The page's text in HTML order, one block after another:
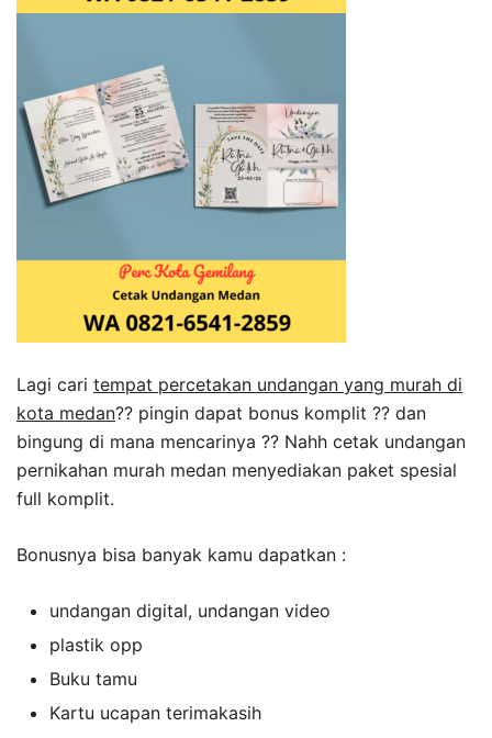
Lagi cari tempat percetakan undangan yang murah di
kota medan?? pingin dapat bonus komplit ?? dan
bingung di mana mencarinya ?? Nahh cetak undangan
pernikahan murah medan menyediakan paket spesial
full komplit.
Bonusnya bisa banyak kamu dapatkan :
undangan digital, undangan video
plastik opp
Buku tamu
Kartu ucapan terimakasih